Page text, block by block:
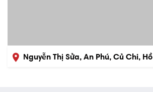
Nguyễn Thị Sửa, An Phú, Củ Chi, Hồ